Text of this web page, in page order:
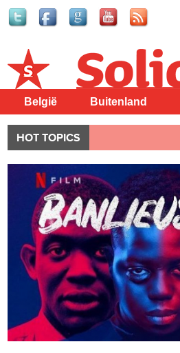
Solidair
België Buitenland
HOT TOPICS